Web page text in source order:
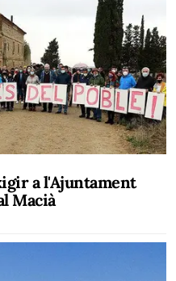
a l'Ajuntament
Macià